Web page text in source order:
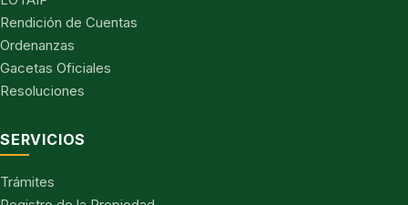
Rendición de Cuentas
Ordenanzas
Gacetas Oficiales
Resoluciones
SERVICIOS
Trámites